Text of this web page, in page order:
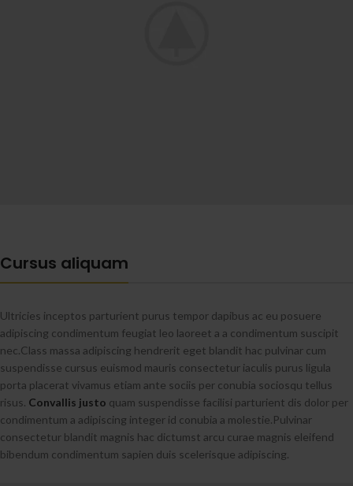
Cursus aliquam
Ultricies inceptos parturient purus tempor dapibus ac eu posuere
adipiscing condimentum feugiat leo laoreet a a condimentum suscipit
nec.Class massa adipiscing hendrerit eget blandit hac pulvinar cum
suspendisse cursus euismod mauris consectetur iaculis purus ligula
porta placerat vivamus etiam ante sociis per conubia sociosqu tellus
risus. Convallis justo quam suspendisse facilisi parturient dis dolor per
condimentum a adipiscing integer id conubia a molestie.Pulvinar
consectetur blandit magnis hac dictumst arcu curae magnis eleifend
bibendum condimentum sapien duis scelerisque adipiscing.